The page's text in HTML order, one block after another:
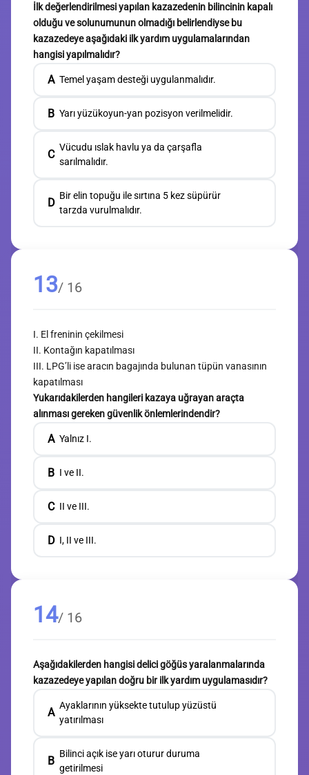
İlk değerlendirilmesi yapılan kazazedenin bilincinin kapalı
olduğu ve solunumunun olmadığı belirlendiyse bu
kazazedeye aşağıdaki ilk yardım uygulamalarından
hangisi yapılmalıdır?
A Temel yaşam desteği uygulanmalıdır.
B Yarı yüzükoyun-yan pozisyon verilmelidir.
C
Vücudu ıslak havlu ya da çarşafla
sarılmalıdır.
D
Bir elin topuğu ile sırtına 5 kez süpürür
tarzda vurulmalıdır.
13/ 16
I. El freninin çekilmesi
II. Kontağın kapatılması
III. LPG’li ise aracın bagajında bulunan tüpün vanasının
kapatılması
Yukarıdakilerden hangileri kazaya uğrayan araçta
alınması gereken güvenlik önlemlerindendir?
A Yalnız I.
B I ve II.
C II ve III.
D I, II ve III.
14/ 16
Aşağıdakilerden hangisi delici göğüs yaralanmalarında
kazazedeye yapılan doğru bir ilk yardım uygulamasıdır?
A
Ayaklarının yüksekte tutulup yüzüstü
yatırılması
B
Bilinci açık ise yarı oturur duruma
getirilmesi